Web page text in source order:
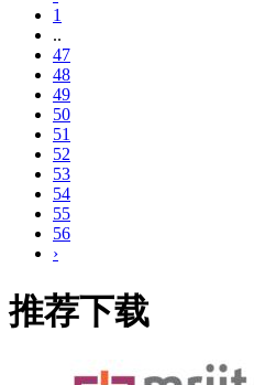
1
..
47
48
49
50
51
52
53
54
55
56
›
推荐下载